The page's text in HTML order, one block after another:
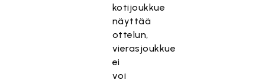
kotijoukkue
näyttää
ottelun,
vierasjoukkue
ei
voi